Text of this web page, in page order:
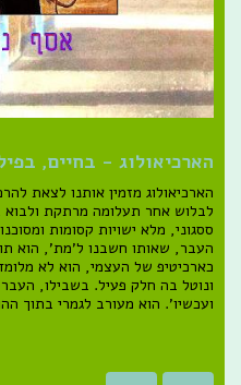
הארכיאולוג - בחיים,
הארכיאולוג מזמין אותנו לצאת
לבלוש אחר תעלומה מרתקת
ססגוני, מלא ישויות קסומות
העבר, שאותו חשבנו ל'מת', הוא
כארכיטיפ של העצמי, הוא לא
ונוטל בה חלק פעיל. בשבילו,
ועכשיו'. הוא מעורב לגמרי בתוך ההווה.